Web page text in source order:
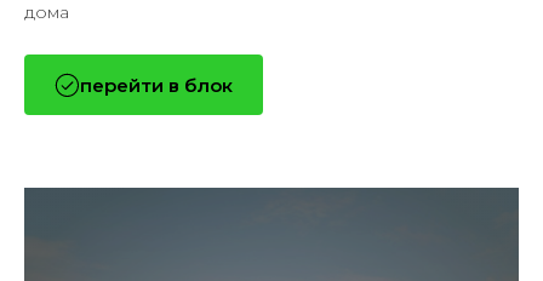
дома
перейти в блок